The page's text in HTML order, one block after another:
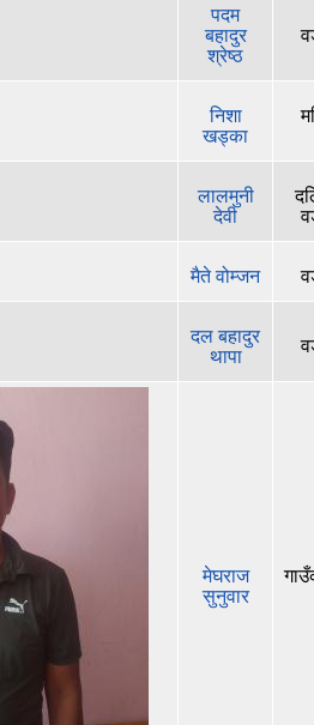
पदम
बहादुर
श्रेष्‍ठ
निशा
खड्का
लालमुनी
देवी
मैते वोम्जन
दल बहादुर
थापा
मेघराज
सुनुवार